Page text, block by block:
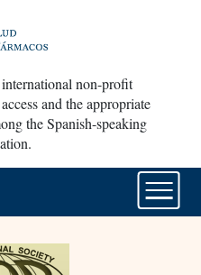
non-profit
and the appropriate
the Spanish-speaking